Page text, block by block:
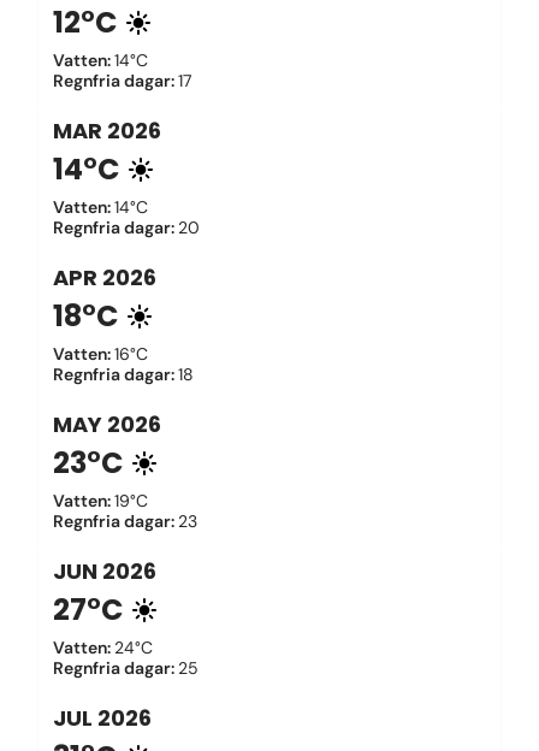
12°C
Vatten:14°C
Regnfria dagar:17
MAR 2026
14°C
Vatten:14°C
Regnfria dagar: 20
APR 2026
18°C
Vatten:16°C
Regnfria dagar:18
MAY 2026
23°C
Vatten:19°C
Regnfria dagar: 23
JUN 2026
27°C
Vatten: 24°C
Regnfria dagar: 25
JUL 2026